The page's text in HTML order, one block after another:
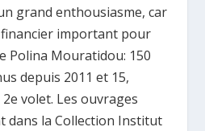
grand enthousiasme, car
financier important pour
Polina Mouratidou: 150
depuis 2011 et 15,
2e volet. Les ouvrages
dans la Collection Institut